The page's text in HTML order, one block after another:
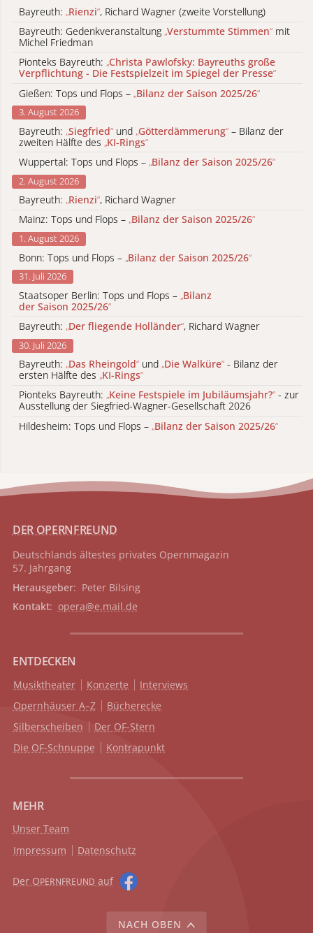
Bayreuth: „Rienzi“, Richard Wagner (zweite Vorstellung)
Bayreuth: Gedenkveranstaltung „Verstummte Stimmen“ mit
Michel Friedman
Pionteks Bayreuth: „Christa Pawlofsky: Bayreuths große
Verpflichtung - Die Festspielzeit im Spiegel der Presse“
Gießen: Tops und Flops – „Bilanz der Saison 2025/26“
3. August 2026
Bayreuth: „Siegfried“ und „Götterdämmerung“ – Bilanz der
zweiten Hälfte des „KI-Rings“
Wuppertal: Tops und Flops – „Bilanz der Saison 2025/26“
2. August 2026
Bayreuth: „Rienzi“, Richard Wagner
Mainz: Tops und Flops – „Bilanz der Saison 2025/26“
1. August 2026
Bonn: Tops und Flops – „Bilanz der Saison 2025/26“
31. Juli 2026
Staatsoper Berlin: Tops und Flops – „Bilanz
der Saison 2025/26“
Bayreuth: „Der fliegende Holländer“, Richard Wagner
30. Juli 2026
Bayreuth: „Das Rheingold“ und „Die Walküre“ - Bilanz der
ersten Hälfte des „KI-Rings“
Pionteks Bayreuth: „Keine Festspiele im Jubiläumsjahr?“ - zur
Ausstellung der Siegfried-Wagner-Gesellschaft 2026
Hildesheim: Tops und Flops – „Bilanz der Saison 2025/26“
DER OPERNFREUND
Deutschlands ältestes privates Opernmagazin
57. Jahrgang
Herausgeber: Peter Bilsing
Kontakt: opera@e.mail.de
ENTDECKEN
Musiktheater Konzerte
Interviews
Opernhäuser A–Z
Bücherecke
Silberscheiben
Der OF-Stern
Die OF-Schnuppe
Kontrapunkt
MEHR
Unser Team
Impressum
Datenschutz
Der OPERNFREUND auf
NACH OBEN